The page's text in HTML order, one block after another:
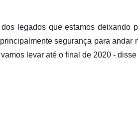
legados que estamos deixando
segurança para
levar até o final de 2020 -